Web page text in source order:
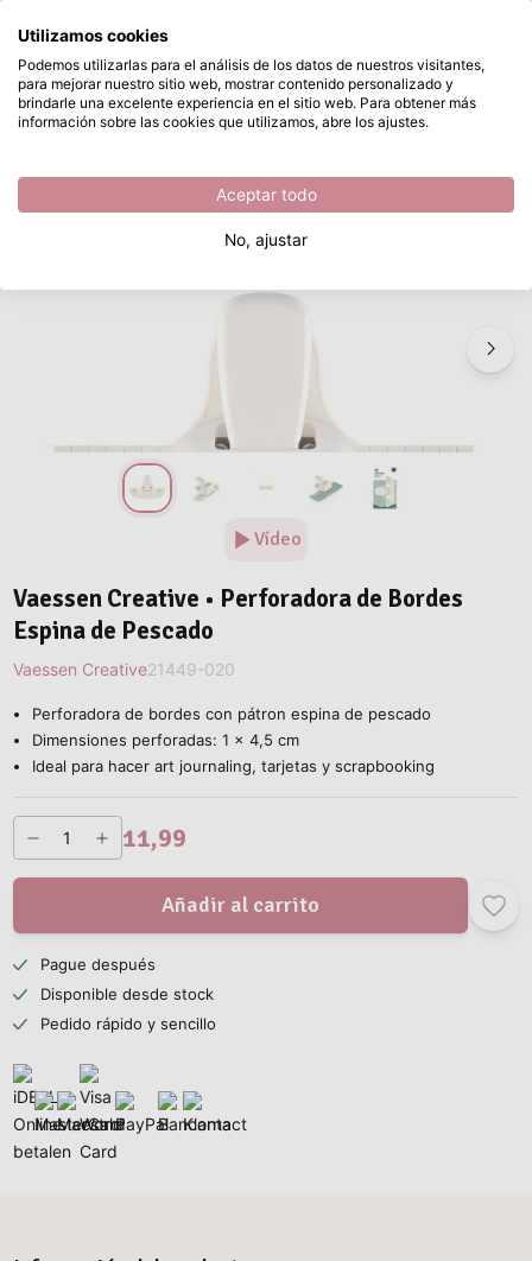
Saltar al contenido principal
Disponible desde stock Vaessen Creative • Perforadora de Bordes Espina de Pescado
/ Vaessen Creative /
Vídeo
Vaessen Creative • Perforadora de Bordes
Espina de Pescado
Vaessen Creative21449-020
Perforadora de bordes con pátron espina de pescado
Dimensiones perforadas: 1 x 4,5 cm
Ideal para hacer art journaling, tarjetas y scrapbooking
11,99
Añadir al carrito
Pague después
Disponible desde stock
Pedido rápido y sencillo
¿Qué estás buscando?
Utilizamos cookies
Podemos utilizarlas para el análisis de los datos de nuestros visitantes,
para mejorar nuestro sitio web, mostrar contenido personalizado y
brindarle una excelente experiencia en el sitio web. Para obtener más
información sobre las cookies que utilizamos, abre los ajustes.
Aceptar todo
No, ajustar